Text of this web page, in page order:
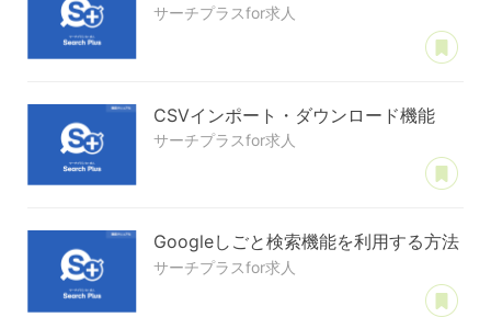
サーチプラスfor求人
CSVインポート・ダウンロード機能
サーチプラスfor求人
Googleしごと検索機能を利用する方法
サーチプラスfor求人